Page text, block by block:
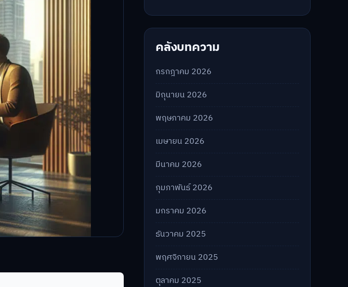
คลังบทความ
กรกฎาคม 2026
มิถุนายน 2026
พฤษภาคม 2026
เมษายน 2026
มีนาคม 2026
กุมภาพันธ์ 2026
มกราคม 2026
ธันวาคม 2025
พฤศจิกายน 2025
ตุลาคม 2025